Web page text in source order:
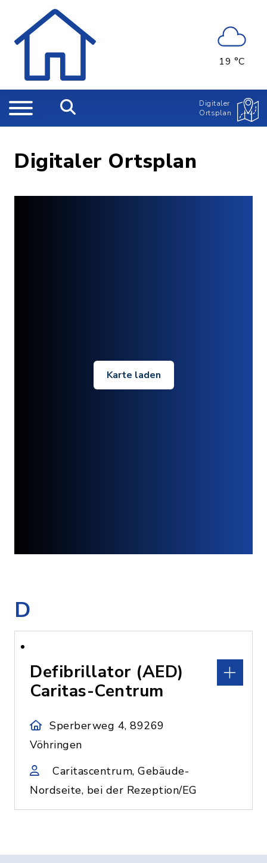
19 °C
Digitaler
Ortsplan
Digitaler Ortsplan
Karte laden
D
Defibrillator (AED)
Caritas-Centrum
Sperberweg 4, 89269
Vöhringen
Caritascentrum, Gebäude-
Nordseite, bei der Rezeption/EG